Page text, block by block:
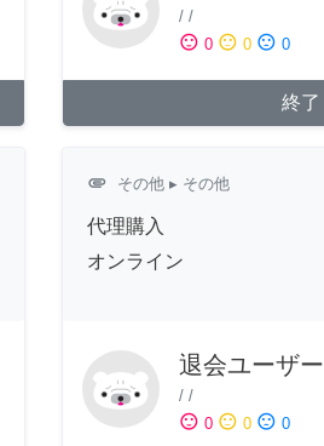
/ /
sentiment_satisfied 0 sentiment_neutral 0 sentiment_dissatisfied 0
終了
attachment その他▸ その他
代理購入
オンライン
退会ユーザー
/ /
sentiment_satisfied 0 sentiment_neutral 0 sentiment_dissatisfied 0